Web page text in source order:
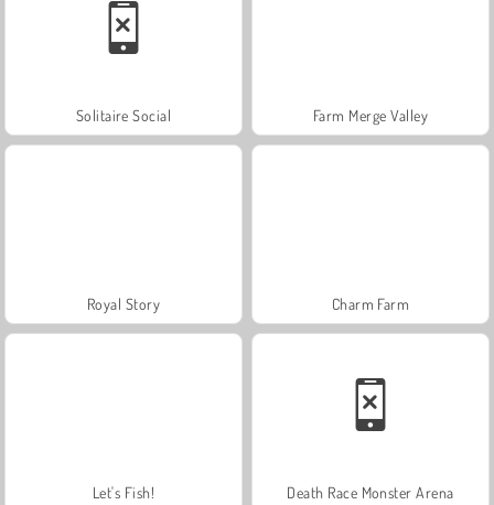
Solitaire Social Farm Merge Valley
Royal Story Charm Farm
Let's Fish! Death Race Monster Arena